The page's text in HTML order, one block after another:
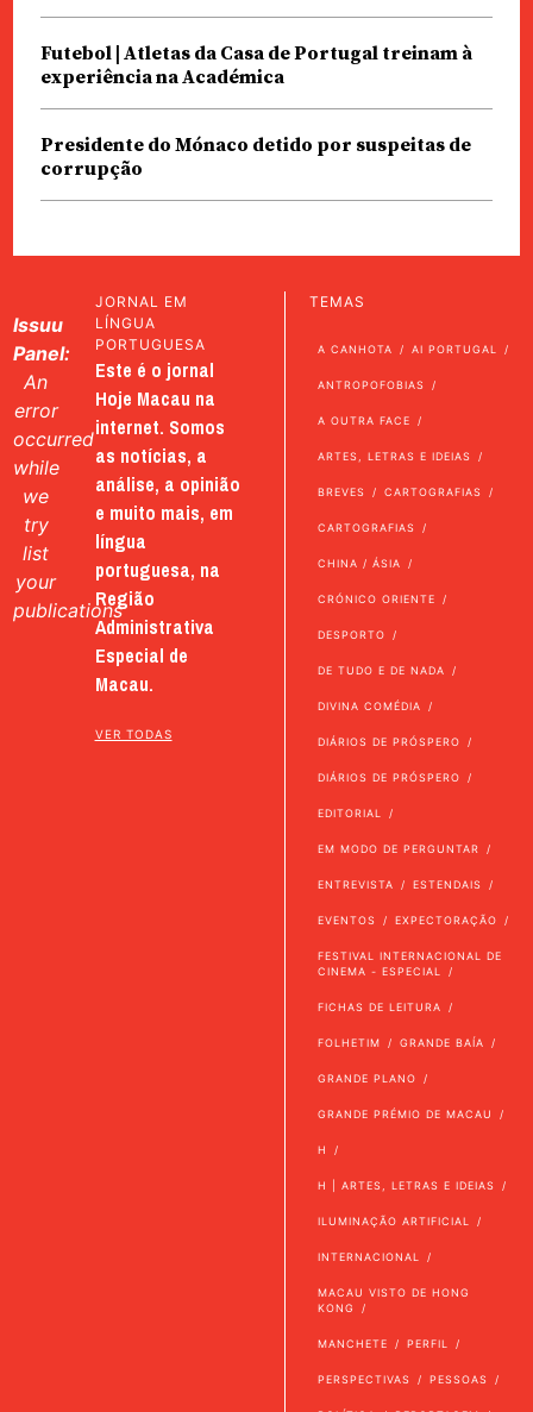
Futebol | Atletas da Casa de Portugal treinam à
experiência na Académica
Presidente do Mónaco detido por suspeitas de
corrupção
Issuu
Panel:
An
error
occurred
while
we
try
list
your
publications
JORNAL EM
LÍNGUA
PORTUGUESA
Este é o jornal
Hoje Macau na
internet. Somos
as notícias, a
análise, a opinião
e muito mais, em
língua
portuguesa, na
Região
Administrativa
Especial de
Macau.
VER TODAS
TEMAS
A CANHOTA AI PORTUGAL
ANTROPOFOBIAS
A OUTRA FACE
ARTES, LETRAS E IDEIAS
BREVES CARTOGRAFIAS
CARTOGRAFIAS
CHINA / ÁSIA
CRÓNICO ORIENTE
DESPORTO
DE TUDO E DE NADA
DIVINA COMÉDIA
DIÁRIOS DE PRÓSPERO
DIÁRIOS DE PRÓSPERO
EDITORIAL
EM MODO DE PERGUNTAR
ENTREVISTA ESTENDAIS
EVENTOS EXPECTORAÇÃO
FESTIVAL INTERNACIONAL DE
CINEMA - ESPECIAL
FICHAS DE LEITURA
FOLHETIM GRANDE BAÍA
GRANDE PLANO
GRANDE PRÉMIO DE MACAU
H
H | ARTES, LETRAS E IDEIAS
ILUMINAÇÃO ARTIFICIAL
INTERNACIONAL
MACAU VISTO DE HONG
KONG
MANCHETE PERFIL
PERSPECTIVAS PESSOAS